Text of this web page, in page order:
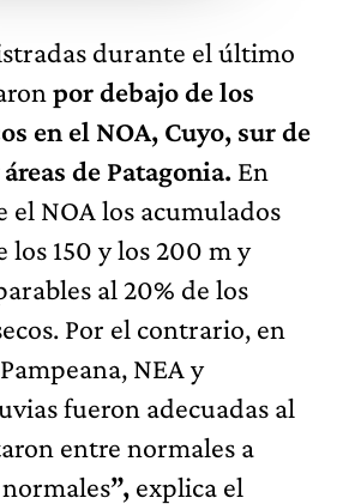
durante el último
por debajo de los
en el NOA, Cuyo, sur de
de Patagonia. En
el NOA los acumulados
los 150 y los 200 m y
al 20% de los
Por el contrario, en
Pampeana, NEA y
fueron adecuadas al
entre normales a
”, explica el